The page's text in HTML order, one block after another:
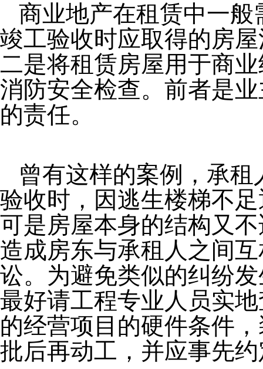
商业地产在租赁中一
竣工验收时应取得的房
二是将租赁房屋用于商
消防安全检查。前者是
的责任。
曾有这样的案例，承
验收时，因逃生楼梯不
可是房屋本身的结构又
造成房东与承租人之间
讼。为避免类似的纠纷
最好请工程专业人员实
的经营项目的硬件条件
批后再动工，并应事先